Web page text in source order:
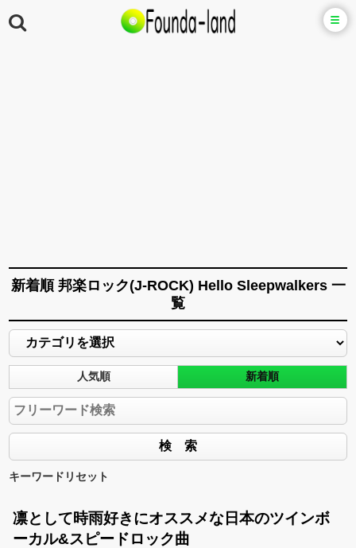
新着順 邦楽ロック(J-ROCK) Hello Sleepwalkers 一
覧
人気順 新着順
キーワードリセット
凛として時雨好きにオススメな日本のツインボ
ーカル&スピードロック曲